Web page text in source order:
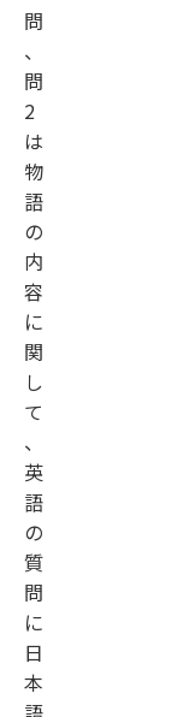
問
、
問
2
は
物
語
の
内
容
に
関
し
て
、
英
語
の
質
問
に
日
本